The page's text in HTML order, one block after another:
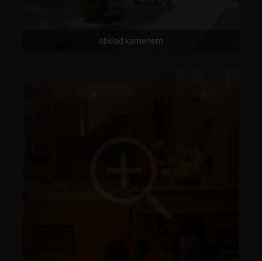
obklad kamenem